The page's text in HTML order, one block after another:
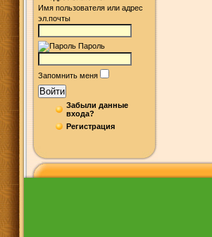
Имя пользователя или адрес
эл.почты
Пароль
Запомнить меня
Войти
Забыли данные
входа?
Регистрация